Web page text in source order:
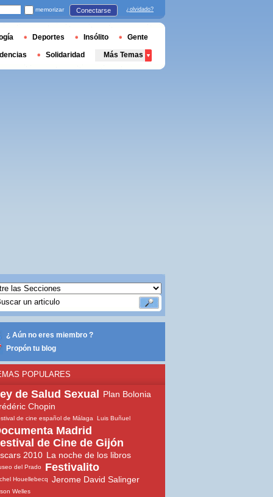
¿ Aún no eres miembro ?
Propón tu blog
POPULARES
de Salud Sexual
Plan Bolonia
Chopin
de cine español de Málaga Luis Buñuel
Madrid
de Cine de Gijón
2010 La noche de los libros
del Prado Festivalito
Houellebecq Jerome David Salinger
Welles
memorizar Conectarse ¿olvidado?
Deportes Insólito Gente
Solidaridad Más Temas